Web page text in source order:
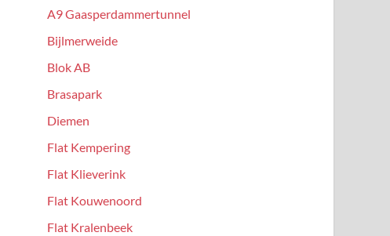
A9 Gaasperdammertunnel
Bijlmerweide
Blok AB
Brasapark
Diemen
Flat Kempering
Flat Klieverink
Flat Kouwenoord
Flat Kralenbeek